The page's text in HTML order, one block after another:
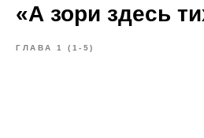
«А зори здесь
ГЛАВА 1 (1-5)